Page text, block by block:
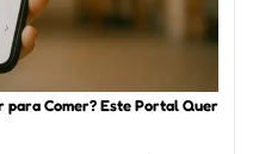
reservar
Paulo
para Comer? Este Portal Quer